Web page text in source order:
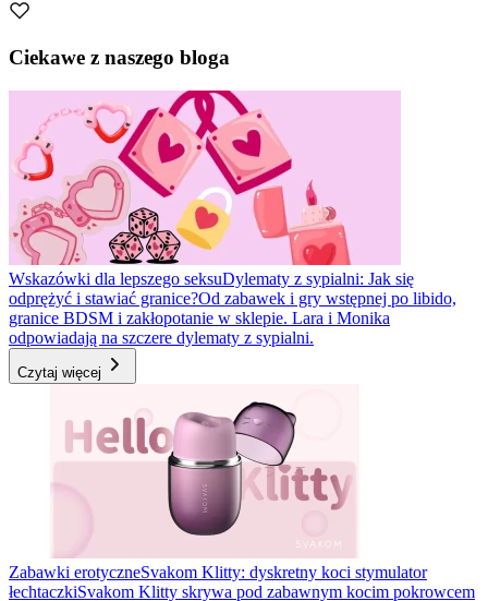
Ciekawe z naszego bloga
Wskazówki dla lepszego seksuDylematy z sypialni: Jak się
odprężyć i stawiać granice?Od zabawek i gry wstępnej po libido,
granice BDSM i zakłopotanie w sklepie. Lara i Monika
odpowiadają na szczere dylematy z sypialni.
Czytaj więcej
Zabawki erotyczneSvakom Klitty: dyskretny koci stymulator
łechtaczkiSvakom Klitty skrywa pod zabawnym kocim pokrowcem